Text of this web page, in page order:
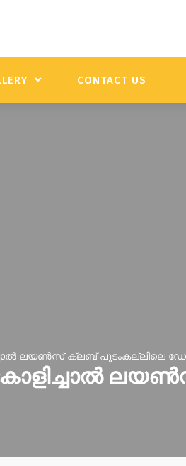
CONTACT US
ലയൺസ് ക്ലബ് പൂടംകല്ലിലെ